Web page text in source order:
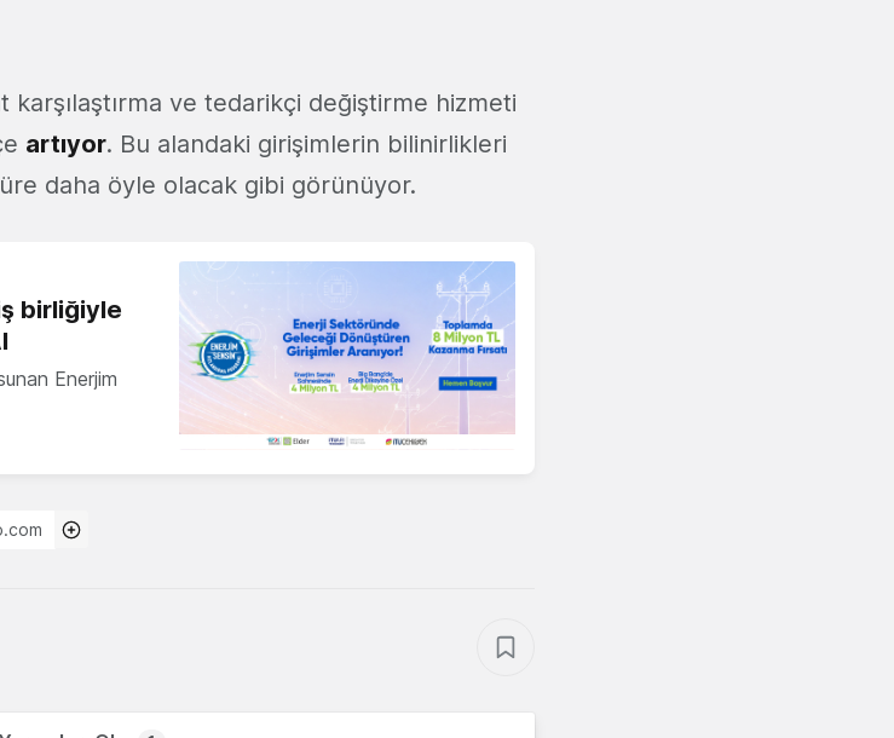
ve tedarikçi değiştirme hizmeti
artıyor. Bu alandaki girişimlerin bilinirlikleri
daha öyle olacak gibi görünüyor.
birliğiyle
Enerjim